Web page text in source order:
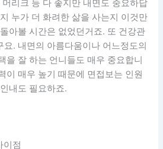
리크 등 다 좋지만 내면도 중요하답
누가 더 화려한 삶을 사는지 이것만
아볼 시간은 없었던거죠. 또 건강관
. 내면의 아름다움이나 어느정도의
을 잘 하는 언니들도 매우 중요합니
이 매우 높기 때문에 면접보는 인원
내도 필요하죠.
이점